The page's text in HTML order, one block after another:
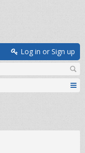
Log in or Sign up